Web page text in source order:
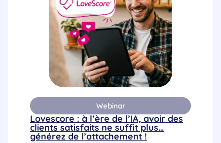
Webinar
Lovescore : à l’ère de l’IA, avoir des
clients satisfaits ne suffit plus…
générez de l’attachement !